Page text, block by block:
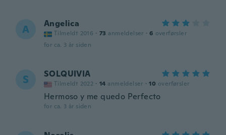
A Angelica
Tilmeldt 2016 · 73 anmeldelser · 6 overførsler
for ca. 3 år siden
S SOLQUIVIA
Tilmeldt 2022 · 14 anmeldelser · 10 overførsler
Hermoso y me quedo Perfecto
for ca. 3 år siden